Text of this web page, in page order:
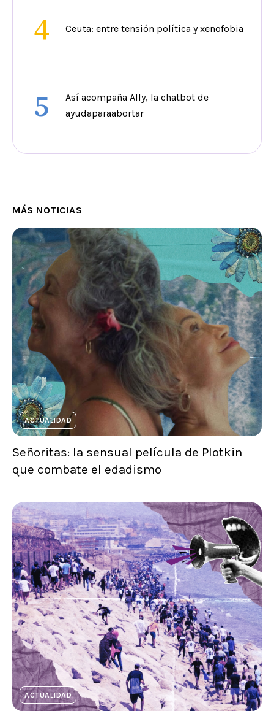
4 Ceuta: entre tensión política y xenofobia
5
Así acompaña Ally, la chatbot de
ayudaparaabortar
MÁS NOTICIAS
ACTUALIDAD
Señoritas: la sensual película de Plotkin
que combate el edadismo
ACTUALIDAD